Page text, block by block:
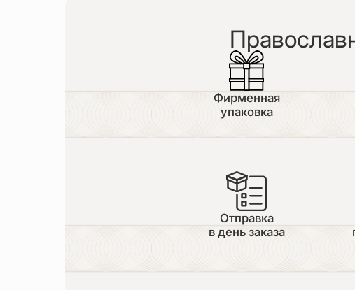
Фирменная
упаковка
Отправка
в день заказа